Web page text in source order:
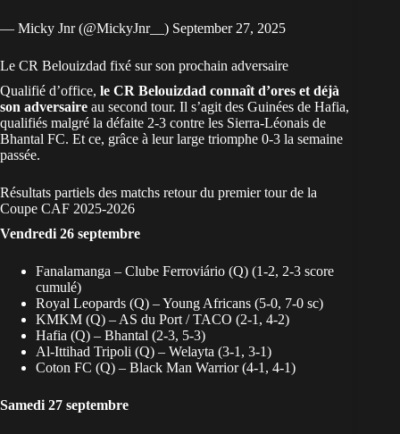
— Micky Jnr (@MickyJnr__) September 27, 2025
Le CR Belouizdad fixé sur son prochain adversaire
Qualifié d’office, le CR Belouizdad connaît d’ores et déjà
son adversaire au second tour. Il s’agit des Guinées de Hafia,
qualifiés malgré la défaite 2-3 contre les Sierra-Léonais de
Bhantal FC. Et ce, grâce à leur large triomphe 0-3 la semaine
passée.
Résultats partiels des matchs retour du premier tour de la
Coupe CAF 2025-2026
Vendredi 26 septembre
Fanalamanga – Clube Ferroviário (Q) (1-2, 2-3 score
cumulé)
Royal Leopards (Q) – Young Africans (5-0, 7-0 sc)
KMKM (Q) – AS du Port / TACO (2-1, 4-2)
Hafia (Q) – Bhantal (2-3, 5-3)
Al-Ittihad Tripoli (Q) – Welayta (3-1, 3-1)
Coton FC (Q) – Black Man Warrior (4-1, 4-1)
Samedi 27 septembre